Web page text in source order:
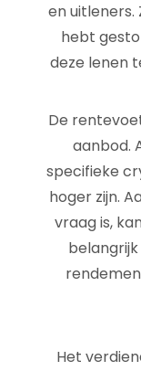
en
hebt
deze lenen
De
aanbod.
specifieke
hoger zijn.
vraag is,
Het